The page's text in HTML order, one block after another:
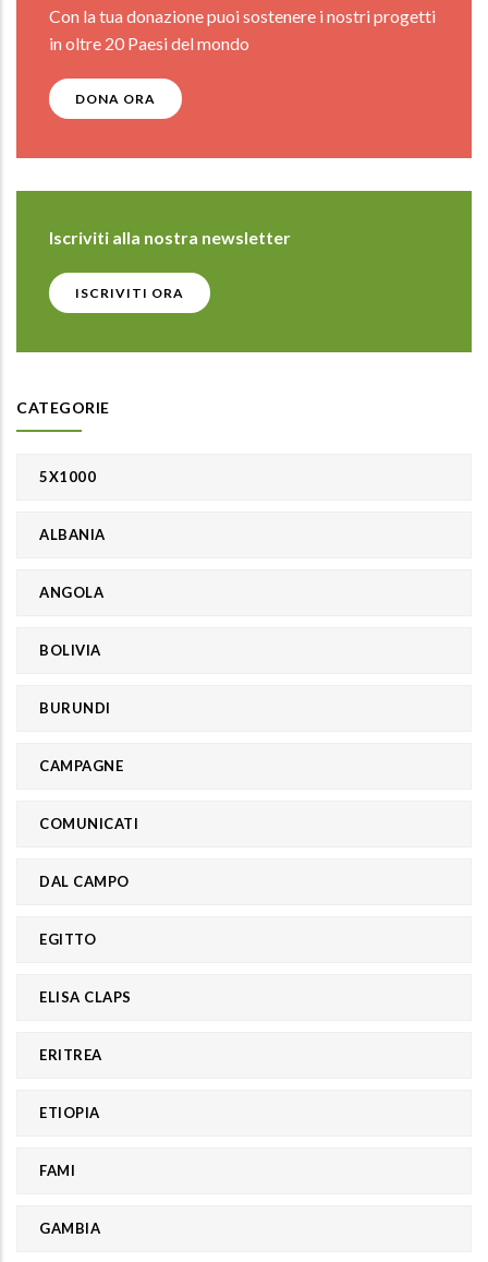
Con la tua donazione puoi sostenere i nostri progetti
in oltre 20 Paesi del mondo
DONA ORA
Iscriviti alla nostra newsletter
ISCRIVITI ORA
CATEGORIE
5X1000
ALBANIA
ANGOLA
BOLIVIA
BURUNDI
CAMPAGNE
COMUNICATI
DAL CAMPO
EGITTO
ELISA CLAPS
ERITREA
ETIOPIA
FAMI
GAMBIA